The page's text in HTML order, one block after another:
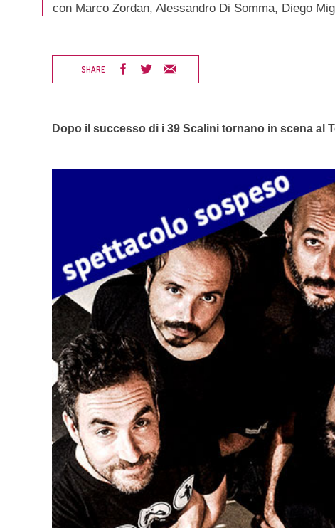
con Marco Zordan, Alessandro Di Somma, Diego
SHARE
Dopo il successo di i 39 Scalini tornano in scena al